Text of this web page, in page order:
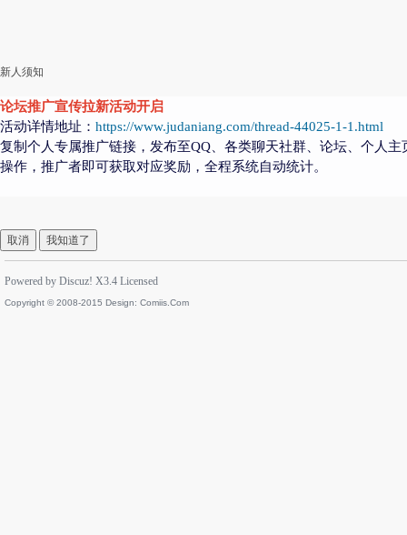
新人须知
论坛推广宣传拉新活动开启
活动详情地址： https://www.judaniang.com/thread-44025-1-1.html
复制个人专属推广链接，发布至QQ、各类聊天社群、论坛、个人
操作，推广者即可获取对应奖励，全程系统自动统计。
取消 我知道了
Powered by Discuz! X3.4 Licensed
Copyright © 2008-2015 Design: Comiis.Com